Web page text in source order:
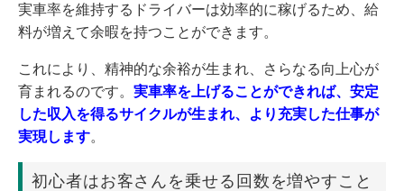
実車率を維持するドライバーは効率的に稼げるため、給
料が増えて余暇を持つことができます。
これにより、精神的な余裕が生まれ、さらなる向上心が
育まれるのです。 実車率を上げることができれば、安定
した収入を得るサイクルが生まれ、より充実した仕事が
実現します。
初心者はお客さんを乗せる回数を増やすこと